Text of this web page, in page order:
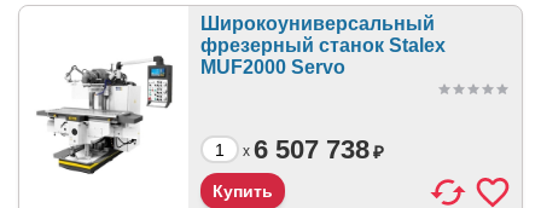
Широкоуниверсальный
фрезерный станок Stalex
MUF2000 Servo
x 6 507 738₽